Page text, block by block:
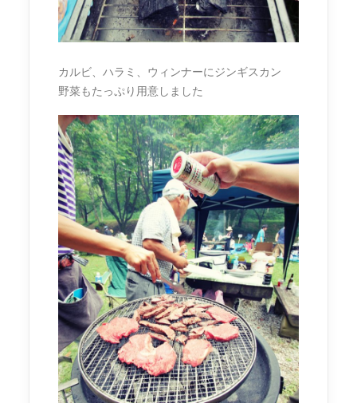
カルビ、ハラミ、ウィンナーにジンギスカン
野菜もたっぷり用意しました